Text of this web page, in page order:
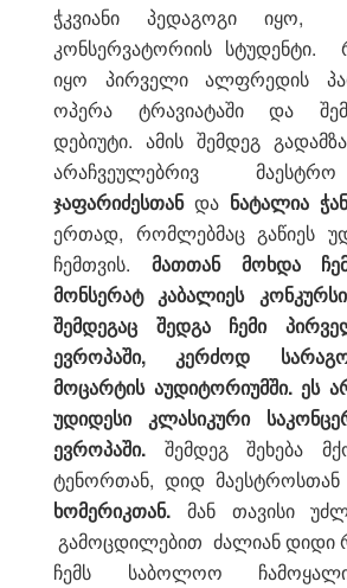
ჭკვიანი პედაგოგი იყო,
კონსერვატორიის სტუდენტი.
იყო პირველი ალფრედის
ოპერა ტრავიატაში და
დებიუტი. ამის შემდეგ
არაჩვეულებრივ
ჯაფარიძესთანდა ნატალია
ერთად, რომლებმაც გაწიეს
ჩემთვის. მათთან მოხდა
მონსერატ კაბალიეს
შემდეგაც შედგა ჩემი
ევროპაში, კერძოდ
მოცარტის აუდიტორიუმში. ეს
უდიდესი კლასიკური
ევროპაში. შემდეგ შეხება
ტენორთან, დიდ მაესტროსთან
ხომერიკთან. მან თავისი
გამოცდილებით ძალიან დიდი
ჩემს საბოლოო